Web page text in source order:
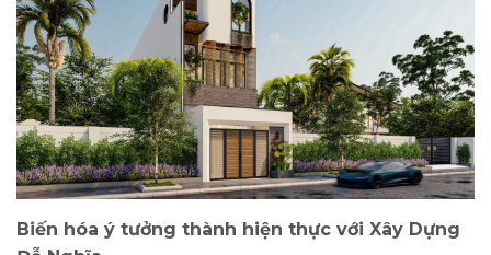
Biến hóa ý tưởng thành hiện thực với Xây Dựng